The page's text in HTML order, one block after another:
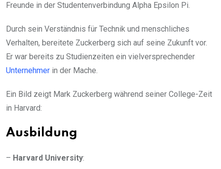
Freunde in der Studentenverbindung Alpha Epsilon Pi.
Durch sein Verständnis für Technik und menschliches
Verhalten, bereitete Zuckerberg sich auf seine Zukunft vor.
Er war bereits zu Studienzeiten ein vielversprechender
Unternehmer in der Mache.
Ein Bild zeigt Mark Zuckerberg während seiner College-Zeit
in Harvard:
Ausbildung
– Harvard University: